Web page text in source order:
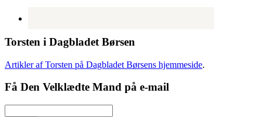
Torsten i Dagbladet Børsen
Artikler af Torsten på Dagbladet Børsens hjemmeside.
Få Den Velklædte Mand på e-mail